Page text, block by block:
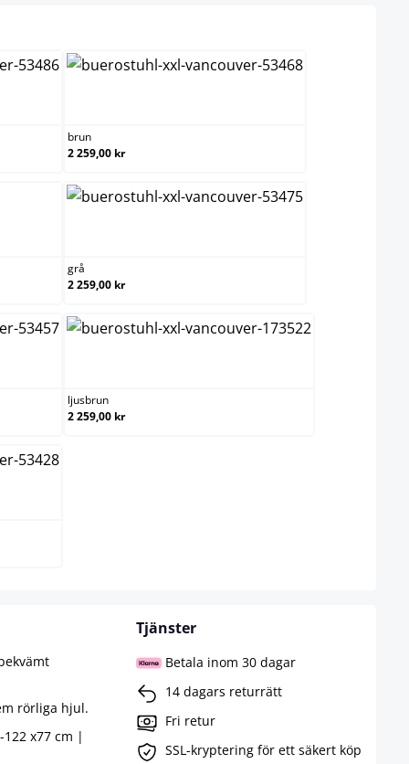
brun
2 259,00 kr
grå
2 259,00 kr
ljusbrun
2 259,00 kr
rörliga hjul.
122 x77 cm |
Tjänster
Betala inom 30 dagar
14 dagars returrätt
Fri retur
SSL-kryptering för ett säkert köp